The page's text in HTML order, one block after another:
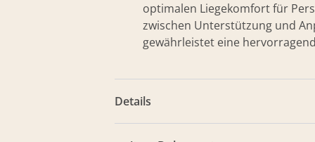
optimalen Liegekomfort für
zwischen Unterstützung und
gewährleistet eine
Details